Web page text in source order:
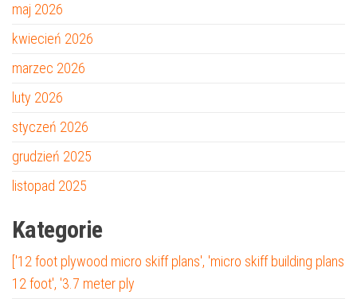
maj 2026
kwiecień 2026
marzec 2026
luty 2026
styczeń 2026
grudzień 2025
listopad 2025
Kategorie
['12 foot plywood micro skiff plans', 'micro skiff building plans
12 foot', '3.7 meter ply